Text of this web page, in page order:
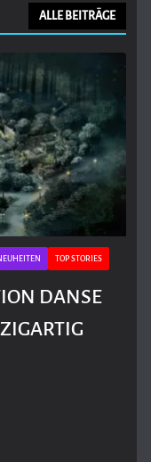
ALLE BEITRÄGE
TOP STORIES
DANSE